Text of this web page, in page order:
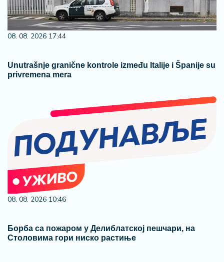
08. 08. 2026 17:44
Unutrašnje granične kontrole između Italije i Španije su
privremena mera
08. 08. 2026 10:46
Борба са пожаром у Делиблатској пешчари, на
Столовима гори ниско растиње